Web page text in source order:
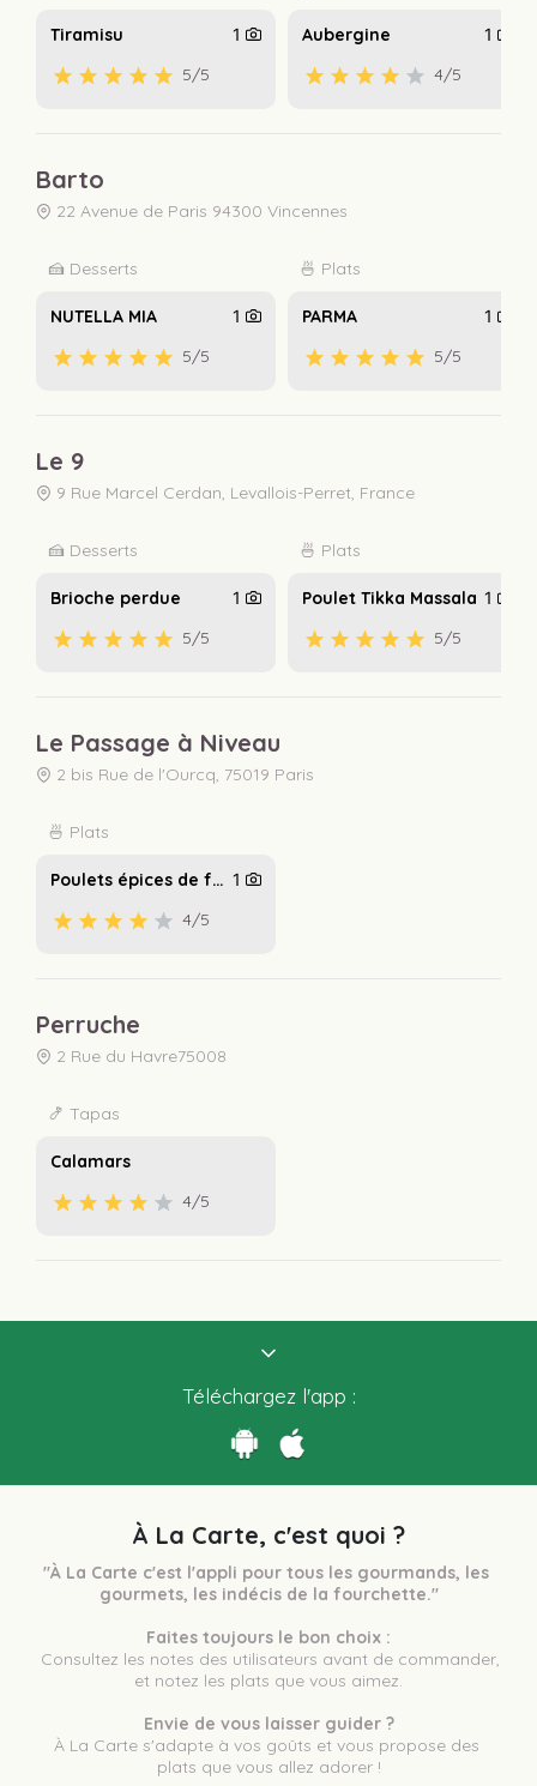
Tiramisu 1
5/5
Aubergine 1
4/5
Barto
22 Avenue de Paris 94300 Vincennes
🍰 Desserts
NUTELLA MIA 1
5/5
🍜 Plats
PARMA 1
5/5
Le 9
9 Rue Marcel Cerdan, Levallois-Perret, France
🍰 Desserts
Brioche perdue 1
5/5
🍜 Plats
Poulet Tikka Massala 1
5/5
Le Passage à Niveau
2 bis Rue de l'Ourcq, 75019 Paris
🍜 Plats
Poulets épices de fouuuu dingue mais en vrai ça ... 1
4/5
Perruche
2 Rue du Havre75008
🍤 Tapas
Calamars
4/5
Téléchargez l'app :
À La Carte, c'est quoi ?
"À La Carte c'est l'appli pour tous les gourmands, les
gourmets, les indécis de la fourchette."
Faites toujours le bon choix :
et notez les plats que vous aimez.
Envie de vous laisser guider ?
À La Carte s'adapte à vos goûts et vous propose des
plats que vous allez adorer !